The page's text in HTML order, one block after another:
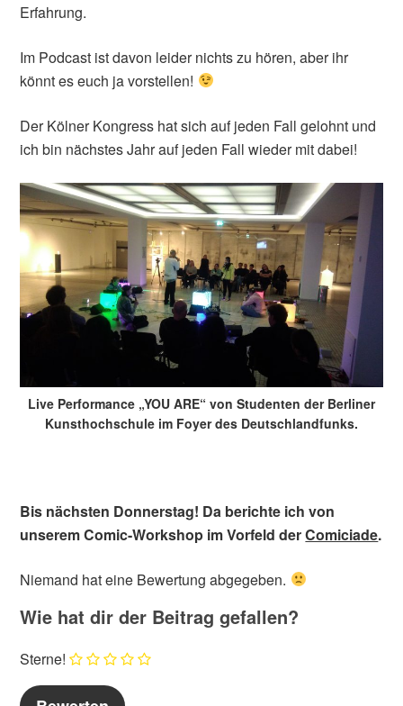
Erfahrung.
Im Podcast ist davon leider nichts zu hören, aber ihr
könnt es euch ja vorstellen!
Der Kölner Kongress hat sich auf jeden Fall gelohnt und
ich bin nächstes Jahr auf jeden Fall wieder mit dabei!
Live Performance „YOU ARE“ von Studenten der Berliner
Kunsthochschule im Foyer des Deutschlandfunks.
Bis nächsten Donnerstag! Da berichte ich von
unserem Comic-Workshop im Vorfeld derComiciade.
Niemand hat eine Bewertung abgegeben.
Wie hat dir der Beitrag gefallen?
Sterne!